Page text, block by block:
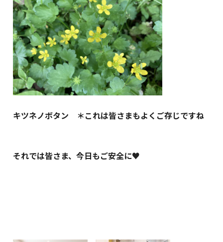
キツネノボタン ＊これは皆さまもよくご存じですね
それでは皆さま、今日もご安全に♥